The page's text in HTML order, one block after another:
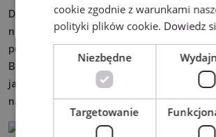
Druga część “Projektowanie bez
na 5 rozdziałów: “Podstawowe
pudełka”, “Wektoryzacja”, “Narzędzia
Beziera”.Dowiesz się w nich na
jak wykonać projekty za pomocą nowo
narzędzi.
cookie zgodnie z warunkami
polityki plików cookie. Dowiedz
Niezbędne
Targetowanie